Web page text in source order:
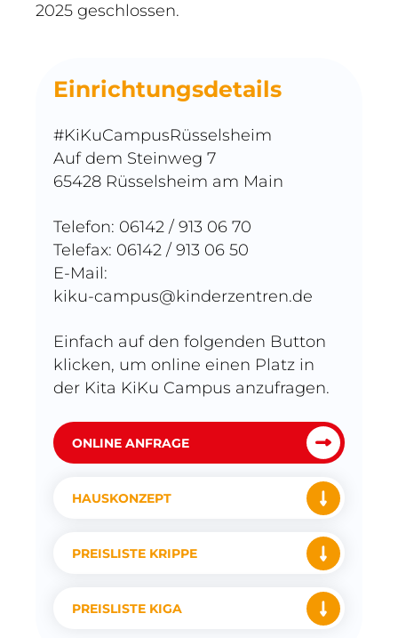
2025 geschlossen.
Einrichtungsdetails
#KiKuCampusRüsselsheim
Auf dem Steinweg 7
65428 Rüsselsheim am Main
Telefon: 06142 / 913 06 70
Telefax: 06142 / 913 06 50
E-Mail:
kiku-campus@kinderzentren.de
Einfach auf den folgenden Button
klicken, um online einen Platz in
der Kita KiKu Campus anzufragen.
ONLINE ANFRAGE
HAUSKONZEPT
PREISLISTE KRIPPE
PREISLISTE KIGA